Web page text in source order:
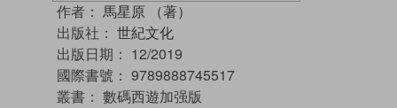
作者： 馬星原 （著）
出版社： 世紀文化
出版日期： 12/2019
國際書號： 9789888745517
叢書： 數碼西遊加强版